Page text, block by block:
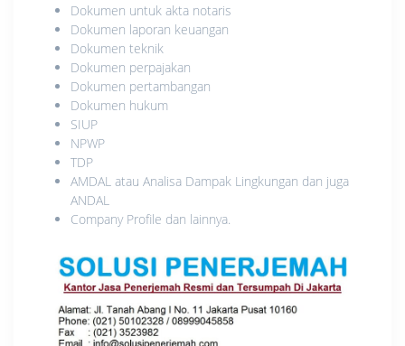
Dokumen untuk akta notaris
Dokumen laporan keuangan
Dokumen teknik
Dokumen perpajakan
Dokumen pertambangan
Dokumen hukum
SIUP
NPWP
TDP
AMDAL atau Analisa Dampak Lingkungan dan juga
ANDAL
Company Profile dan lainnya.